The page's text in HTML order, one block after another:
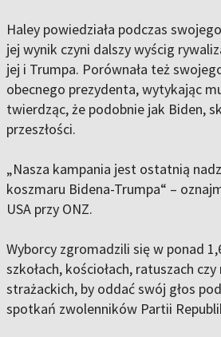
Haley powiedziała podczas
jej wynik czyni dalszy wyścig
jej i Trumpa. Porównała też
obecnego prezydenta, wytykając
twierdząc, że podobnie jak Biden,
przeszłości.
„Nasza kampania jest ostatnią
koszmaru Bidena-Trumpa“ –
USA przy ONZ.
Wyborcy zgromadzili się w ponad
szkołach, kościołach, ratuszach
strażackich, by oddać swój głos
spotkań zwolenników Partii